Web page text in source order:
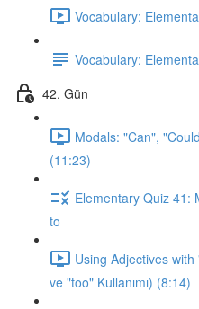
Vocabulary:
Vocabulary:
42. Gün
Modals: "Can",
(11:23)
Elementary Quiz 41:
to
Using Adjectives
ve "too" Kullanımı) (8:14)